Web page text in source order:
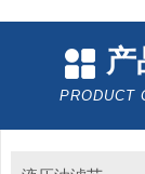
产
PRODUCT